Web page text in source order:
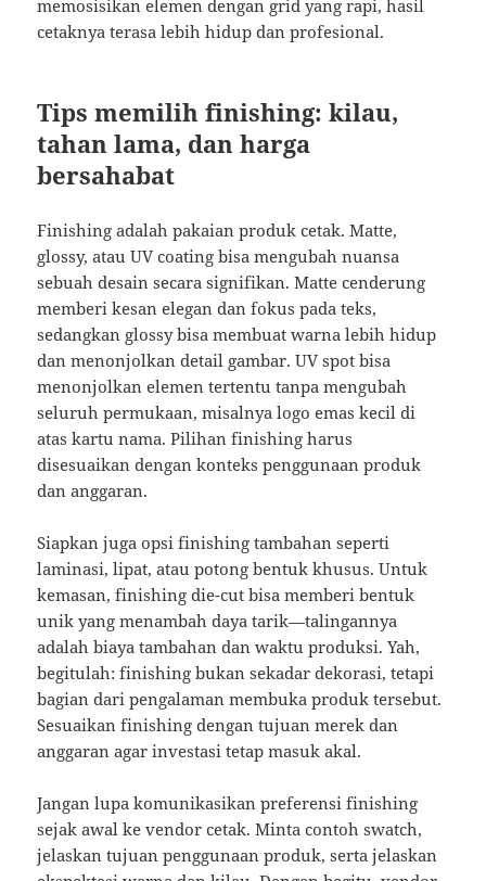
memosisikan elemen dengan grid yang rapi, hasil
cetaknya terasa lebih hidup dan profesional.
Tips memilih finishing: kilau,
tahan lama, dan harga
bersahabat
Finishing adalah pakaian produk cetak. Matte,
glossy, atau UV coating bisa mengubah nuansa
sebuah desain secara signifikan. Matte cenderung
memberi kesan elegan dan fokus pada teks,
sedangkan glossy bisa membuat warna lebih hidup
dan menonjolkan detail gambar. UV spot bisa
menonjolkan elemen tertentu tanpa mengubah
seluruh permukaan, misalnya logo emas kecil di
atas kartu nama. Pilihan finishing harus
disesuaikan dengan konteks penggunaan produk
dan anggaran.
Siapkan juga opsi finishing tambahan seperti
laminasi, lipat, atau potong bentuk khusus. Untuk
kemasan, finishing die-cut bisa memberi bentuk
unik yang menambah daya tarik—talingannya
adalah biaya tambahan dan waktu produksi. Yah,
begitulah: finishing bukan sekadar dekorasi, tetapi
bagian dari pengalaman membuka produk tersebut.
Sesuaikan finishing dengan tujuan merek dan
anggaran agar investasi tetap masuk akal.
Jangan lupa komunikasikan preferensi finishing
sejak awal ke vendor cetak. Minta contoh swatch,
jelaskan tujuan penggunaan produk, serta jelaskan